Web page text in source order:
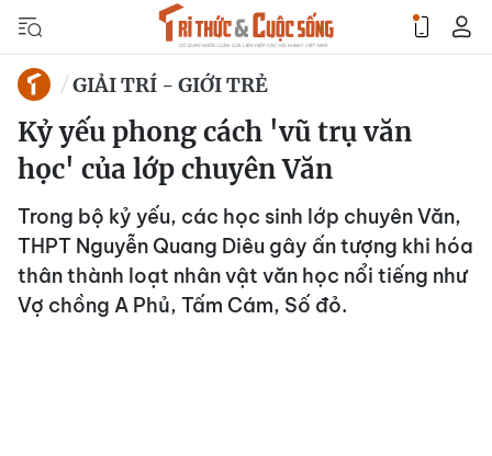
GIẢI TRÍ - GIỚI TRẺ
Kỷ yếu phong cách 'vũ trụ văn
học' của lớp chuyên Văn
Trong bộ kỷ yếu, các học sinh lớp chuyên Văn,
THPT Nguyễn Quang Diêu gây ấn tượng khi hóa
thân thành loạt nhân vật văn học nổi tiếng như
Vợ chồng A Phủ, Tấm Cám, Số đỏ.